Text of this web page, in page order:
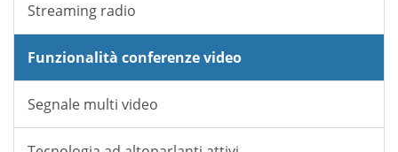
Streaming radio
Funzionalità conferenze video
Segnale multi video